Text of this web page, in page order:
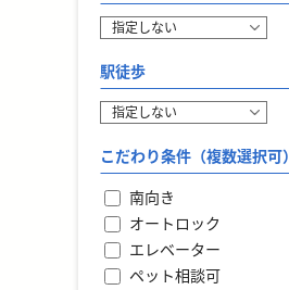
駅徒歩
こだわり条件（複数選択可）
南向き
オートロック
エレベーター
ペット相談可